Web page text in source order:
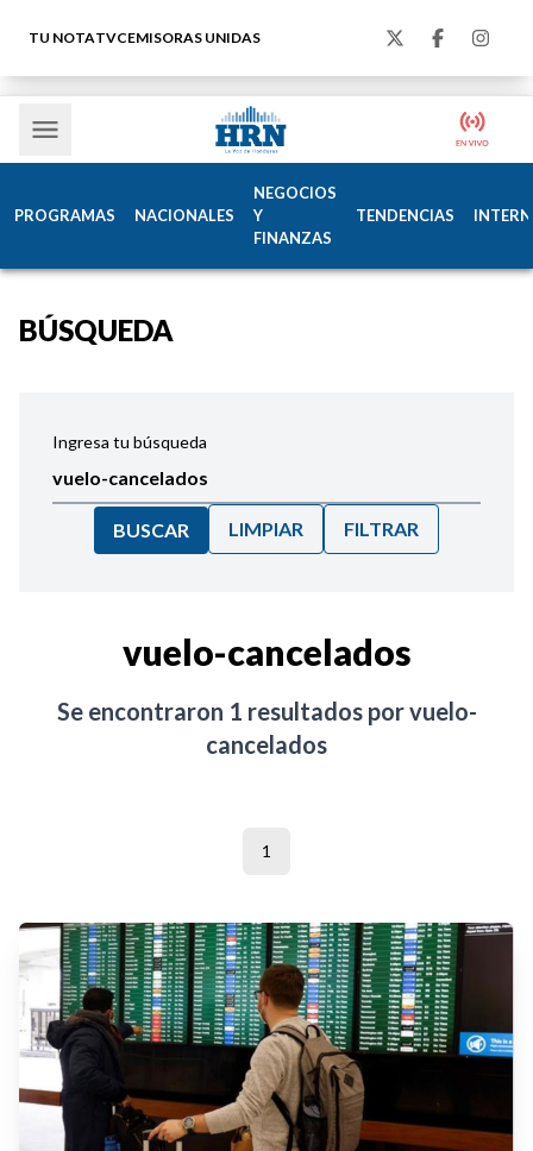
TU NOTATVCEMISORAS UNIDAS
PROGRAMAS NACIONALES
NEGOCIOS
Y
FINANZAS
TENDENCIAS
BÚSQUEDA
Ingresa tu búsqueda
BUSCAR LIMPIAR FILTRAR
vuelo-cancelados
Se encontraron 1 resultados porvuelo-
cancelados
1